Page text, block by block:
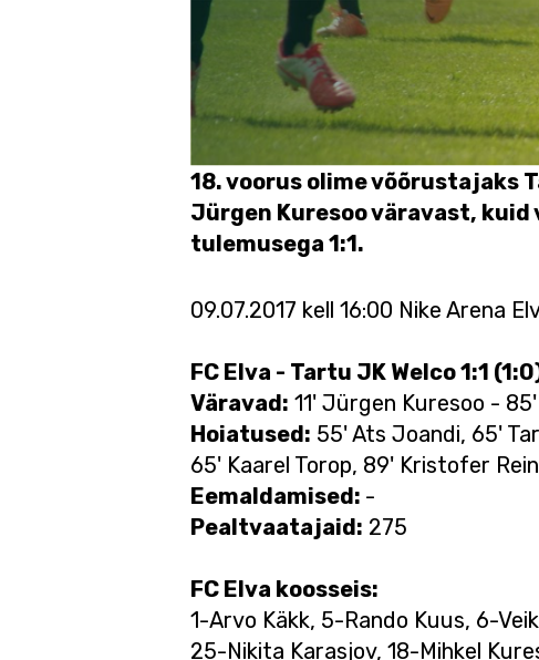
18. voorus olime võõrustajaks
Jürgen Kuresoo väravast,
tulemusega 1:1.
09.07.2017 kell 16:00 Nike Arena
FC Elva - Tartu JK Welco 1:1
Väravad: 11' Jürgen Kuresoo -
Hoiatused: 55' Ats Joandi, 65'
65' Kaarel Torop, 89' Kristofer
Eemaldamised: -
Pealtvaatajaid: 275
FC Elva koosseis:
1-Arvo Käkk, 5-Rando Kuus, 6-
25-Nikita Karasjov, 18-Mihkel